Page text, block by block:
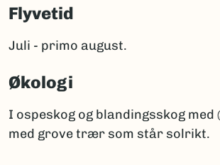
Flyvetid
Juli - primo august.
Økologi
I ospeskog og blandingsskog med
med grove trær som står solrikt.